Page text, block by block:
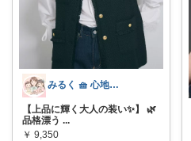
みるく 🧺 心地よい、上質な暮らしを
【上品に輝く大人の装い✨】 🌿
品格漂う ...
￥ 9,350